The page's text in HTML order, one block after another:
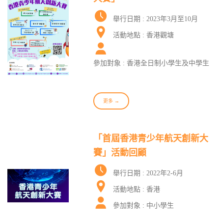
舉行日期 : 2023年3月至10月
活動地點 : 香港觀塘
參加對象 : 香港全日制小學生及中學生
更多 →
「首屆香港青少年航天創新大
賽」活動回顧
舉行日期 : 2022年2-6月
活動地點 : 香港
參加對象 : 中小學生